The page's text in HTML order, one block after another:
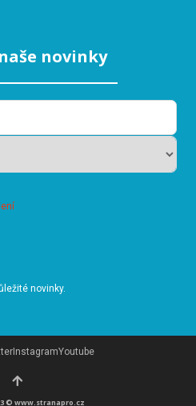
novinky
novinky.
© www.stranapro.cz
InstagramYoutube